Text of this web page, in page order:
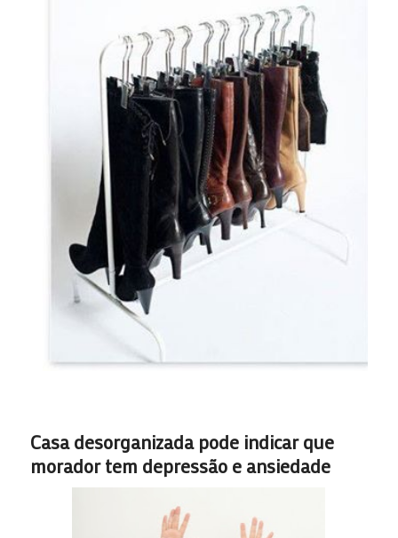
Casa desorganizada pode indicar que
morador tem depressão e ansiedade